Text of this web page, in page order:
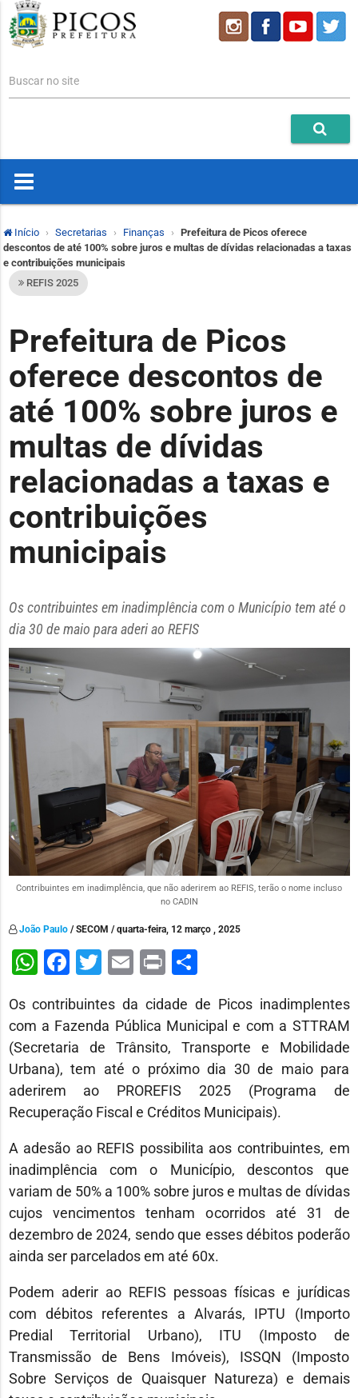
Buscar no site
Início Secretarias Finanças
Prefeitura de Picos oferece
descontos de até 100% sobre juros e multas de dívidas relacionadas a taxas
e contribuições municipais
REFIS 2025
Prefeitura de Picos
oferece descontos de
até 100% sobre juros e
multas de dívidas
relacionadas a taxas e
contribuições
municipais
Os contribuintes em inadimplência com o Município tem até o
dia 30 de maio para aderi ao REFIS
Contribuintes em inadimplência, que não aderirem ao REFIS, terão o nome incluso
no CADIN
João Paulo/ SECOM / quarta-feira, 12 março , 2025
WhatsApp
Facebook
Twitter
Email
PrintShare
Os contribuintes da cidade de Picos inadimplentes
com a Fazenda Pública Municipal e com a STTRAM
(Secretaria de Trânsito, Transporte e Mobilidade
Urbana), tem até o próximo dia 30 de maio para
aderirem ao PROREFIS 2025 (Programa de
Recuperação Fiscal e Créditos Municipais).
A adesão ao REFIS possibilita aos contribuintes, em
inadimplência com o Município, descontos que
variam de 50% a 100% sobre juros e multas de dívidas
cujos vencimentos tenham ocorridos até 31 de
dezembro de 2024, sendo que esses débitos poderão
ainda ser parcelados em até 60x.
Podem aderir ao REFIS pessoas físicas e jurídicas
com débitos referentes a Alvarás, IPTU (Importo
Predial Territorial Urbano), ITU (Imposto de
Transmissão de Bens Imóveis), ISSQN (Imposto
Sobre Serviços de Quaisquer Natureza) e demais